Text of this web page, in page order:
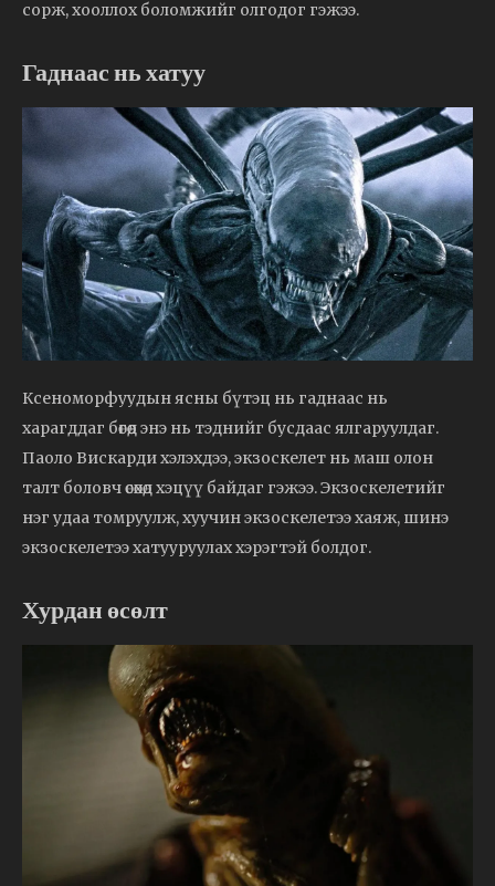
сорж, хооллох боломжийг олгодог гэжээ.
Гаднаас нь хатуу
Ксеноморфуудын ясны бүтэц нь гаднаас нь
харагддаг бөгөөд энэ нь тэднийг бусдаас ялгаруулдаг.
Паоло Вискарди хэлэхдээ, экзоскелет нь маш олон
талт боловч өсөхөд хэцүү байдаг гэжээ. Экзоскелетийг
нэг удаа томруулж, хуучин экзоскелетээ хаяж, шинэ
экзоскелетээ хатууруулах хэрэгтэй болдог.
Хурдан өсөлт